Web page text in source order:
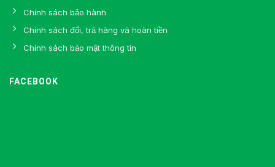
Chính sách bảo hành
Chính sách đổi, trả hàng và hoàn tiền
Chính sách bảo mật thông tin
FACEBOOK